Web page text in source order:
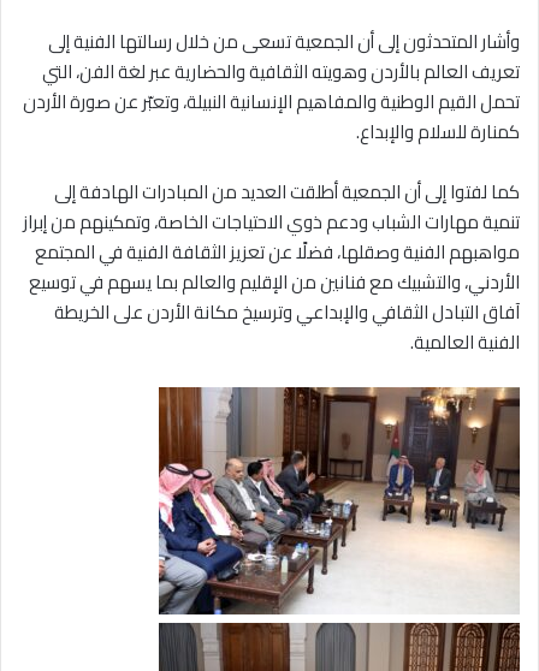
وأشار المتحدثون إلى أن الجمعية تسعى من خلال رسالتها الفنية إلى
تعريف العالم بالأردن وهويته الثقافية والحضارية عبر لغة الفن، التي
تحمل القيم الوطنية والمفاهيم الإنسانية النبيلة، وتعبّر عن صورة الأردن
كمنارة للسلام والإبداع.
كما لفتوا إلى أن الجمعية أطلقت العديد من المبادرات الهادفة إلى
تنمية مهارات الشباب ودعم ذوي الاحتياجات الخاصة، وتمكينهم من إبراز
مواهبهم الفنية وصقلها، فضلًا عن تعزيز الثقافة الفنية في المجتمع
الأردني، والتشبيك مع فنانين من الإقليم والعالم بما يسهم في توسيع
آفاق التبادل الثقافي والإبداعي وترسيخ مكانة الأردن على الخريطة
الفنية العالمية.